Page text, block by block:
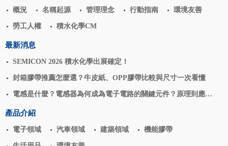
概況 名稱起源 管理理念 行動指南 環境友善
勞工人權 積水化學CM
最新消息
SEMICON 2026 積水化學出展確定！
封箱膠帶推薦怎麼選？牛皮紙、OPP膠帶比較與尺寸一次看懂
電感是什麼？電感器為何成為電子電路的關鍵元件？原理到應用
產品介紹
電子領域 汽車領域 建築領域 機能膠帶